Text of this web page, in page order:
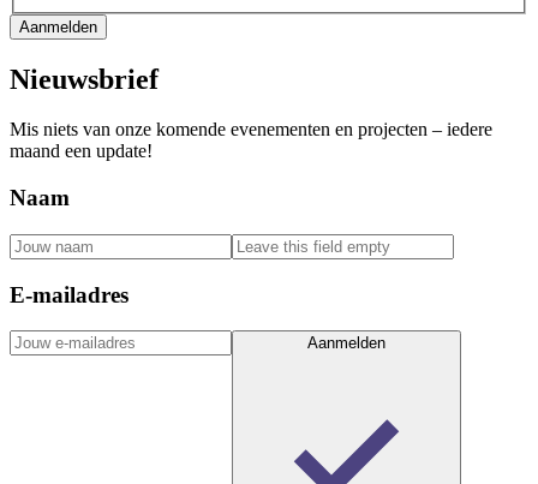
Aanmelden
Nieuwsbrief
Mis niets van onze komende evenementen en projecten – iedere
maand een update!
Naam
E-mailadres
Aanmelden